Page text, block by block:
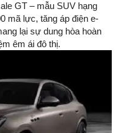
GT – mẫu SUV hạng
mã lực, tăng áp điện e-
lại sự dung hòa hoàn
êm ái đô thị.